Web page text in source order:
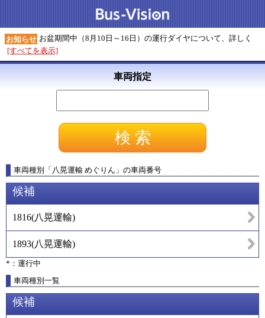
お知らせ お盆期間中（8月10日～16日）の運行ダイヤについて、詳しく
[すべてを表示]
車両指定
車両種別 「 八晃運輸 めぐりん 」 の車両番号
候補
1816(八晃運輸)
1893(八晃運輸)
*：運行中
車両種別一覧
候補